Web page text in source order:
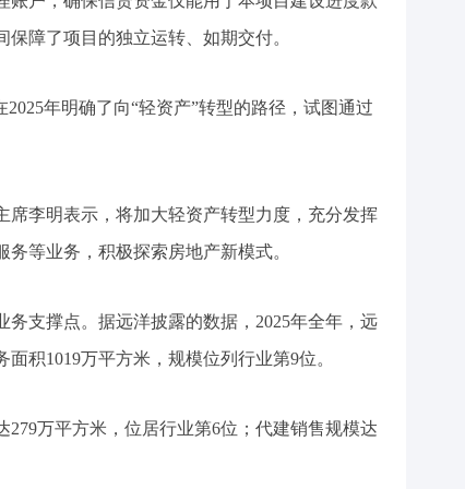
障了项目的独立运转、如期交付。
年明确了向“轻资产”转型的路径，试图通过
席李明表示，将加大轻资产转型力度，充分发挥
等业务，积极探索房地产新模式。
支撑点。据远洋披露的数据，2025年全年，远
积1019万平方米，规模位列行业第9位。
万平方米，位居行业第6位；代建销售规模达